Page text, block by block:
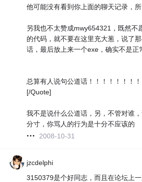
他可能没有看到你上面的聊天记录，
另我也不太赞成mwy654321，既然不
的代码，就不要在这里充大葱，说了
话，最后放上来一个exe，确实不是正
总算有人说句公道话！！！！！！！！
[/Quote]
我不是说什么公道话，另，不管对谁
分寸，你骂人的行为是十分不应该的
2008-10-31
jzcdelphi
3150379是个好同志，而且在论坛上